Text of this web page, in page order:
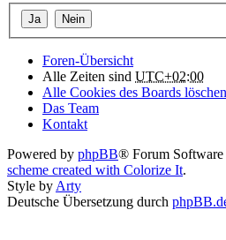
Foren-Übersicht
Alle Zeiten sind UTC+02:00
Alle Cookies des Boards löschen
Das Team
Kontakt
Powered by phpBB® Forum
scheme created with Colorize It.
Style by Arty
Deutsche Übersetzung durch